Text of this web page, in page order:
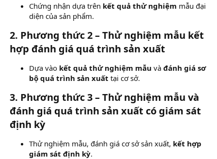
Chứng nhận dựa trên kết quả thử nghiệm mẫu đại
diện của sản phẩm.
2. Phương thức 2 – Thử nghiệm mẫu kết
hợp đánh giá quá trình sản xuất
Dựa vào kết quả thử nghiệm mẫu và đánh giá sơ
bộ quá trình sản xuất tại cơ sở.
3. Phương thức 3 – Thử nghiệm mẫu và
đánh giá quá trình sản xuất có giám sát
định kỳ
Thử nghiệm mẫu, đánh giá cơ sở sản xuất, kết hợp
giám sát định kỳ.